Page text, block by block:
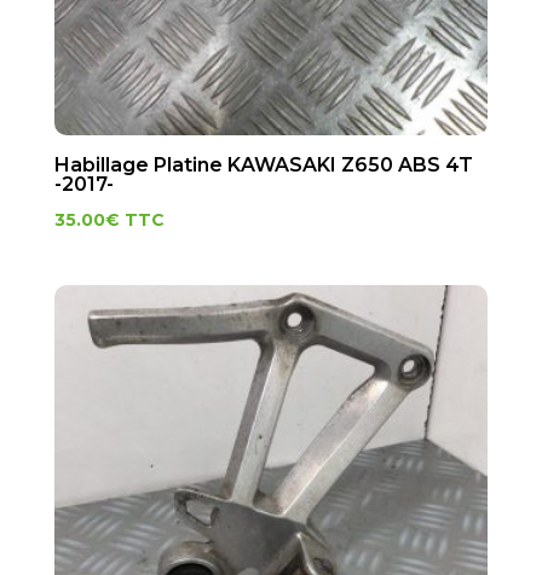
Habillage Platine KAWASAKI Z650 ABS 4T
-2017-
35.00€ TTC